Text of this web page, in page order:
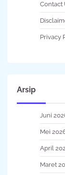
Contact
Privacy
Arsip
Juni
Mei
April
Maret